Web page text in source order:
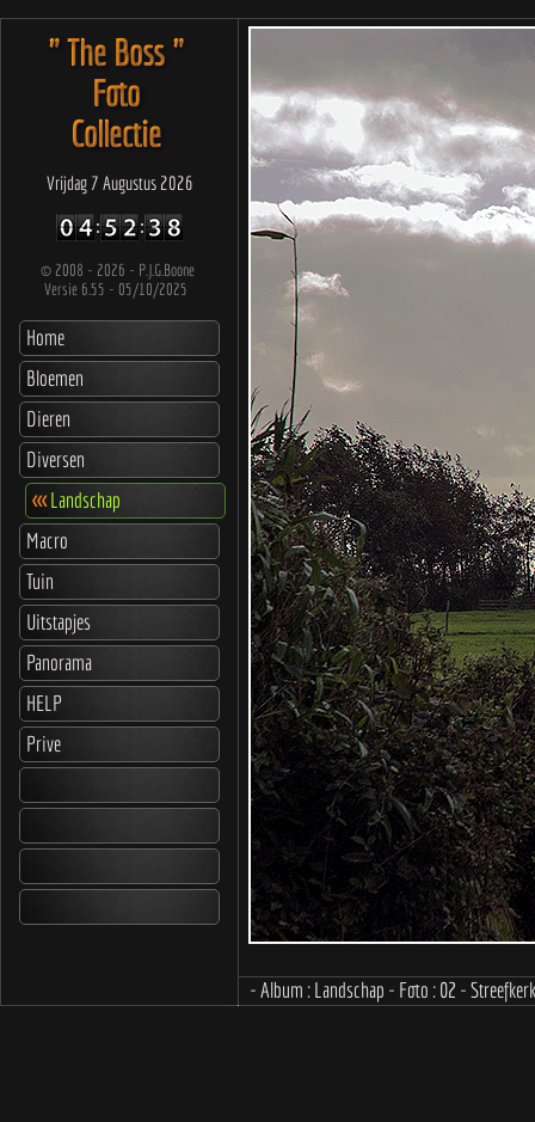
" The Boss "
Foto
Collectie
Vrijdag 7 Augustus 2026
© 2008 - 2026 - P.J.G.Boone
Versie 6.55 - 05/10/2025
Home
Bloemen
Dieren
Diversen
<<<Landschap
Macro
Tuin
Uitstapjes
Panorama
HELP
Prive
- Album : Landschap - Foto : 02 - Streefkerk